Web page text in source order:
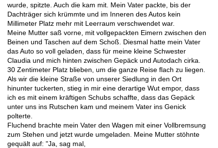
wurde, spitzte. Auch die kam mit. Mein Vater packte, bis der
Dachträger sich krümmte und im Inneren des Autos kein
Millimeter Platz mehr mit Leerraum verschwendet war.
Meine Mutter saß vorne, mit vollgepackten Eimern zwischen den
Beinen und Taschen auf dem Schoß. Diesmal hatte mein Vater
das Auto so voll geladen, dass für meine kleine Schwester
Claudia und mich hinten zwischen Gepäck und Autodach cirka.
30 Zentimeter Platz blieben, um die ganze Reise flach zu liegen.
Als wir die kleine Straße von unserer Siedlung in den Ort
hinunter tuckerten, stieg in mir eine derartige Wut empor, dass
ich es mit einem kräftigen Schubs schaffte, dass das Gepäck
unter uns ins Rutschen kam und meinem Vater ins Genick
polterte.
Fluchend brachte mein Vater den Wagen mit einer Vollbremsung
zum Stehen und jetzt wurde umgeladen. Meine Mutter stöhnte
gequält auf: "Ja, sag mal,